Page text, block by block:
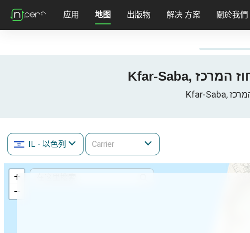
应用 地图 出版物 解决 方案 關於我們
IL - 以色列
+
−